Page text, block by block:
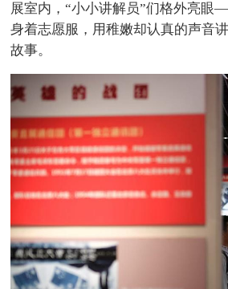
展室内，“小小讲解员”们格外亮
身着志愿服，用稚嫩却认真的声音
故事。